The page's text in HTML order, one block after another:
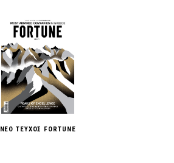
ΝΕΟ ΤΕΥΧΟΣ FORTUNE